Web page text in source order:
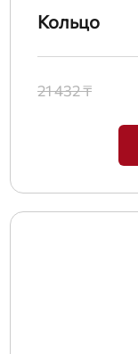
Кольцо
21 432 ₸